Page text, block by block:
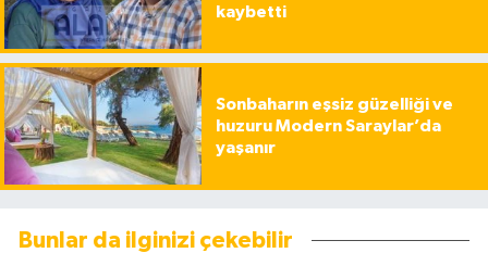
kaybetti
Sonbaharın eşsiz güzelliği ve
huzuru Modern Saraylar’da
yaşanır
Bunlar da ilginizi çekebilir